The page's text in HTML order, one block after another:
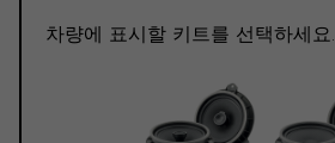
차량에 표시할 키트를 선택하세요.